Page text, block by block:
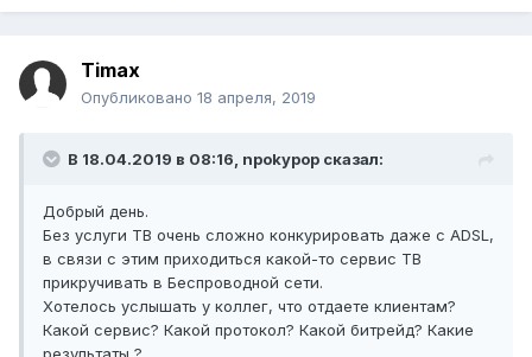
Timax
Опубликовано 18 апреля, 2019
В 18.04.2019 в 08:16, npokypop сказал:
Добрый день.
Без услуги ТВ очень сложно конкурировать даже с ADSL,
в связи с этим приходиться какой-то сервис ТВ
прикручивать в Беспроводной сети.
Хотелось услышать у коллег, что отдаете клиентам?
Какой сервис? Какой протокол? Какой битрейд? Какие